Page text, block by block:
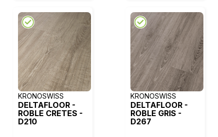
KRONOSWISS
DELTAFLOOR -
ROBLE CRETES -
D210
KRONOSWISS
DELTAFLOOR -
ROBLE GRIS -
D267